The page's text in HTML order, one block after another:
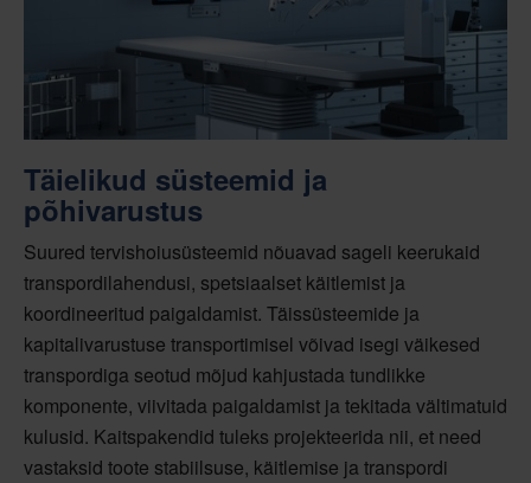
Täielikud süsteemid ja
põhivarustus
Suured tervishoiusüsteemid nõuavad sageli keerukaid
transpordilahendusi, spetsiaalset käitlemist ja
koordineeritud paigaldamist. Täissüsteemide ja
kapitalivarustuse transportimisel võivad isegi väikesed
transpordiga seotud mõjud kahjustada tundlikke
komponente, viivitada paigaldamist ja tekitada vältimatuid
kulusid. Kaitspakendid tuleks projekteerida nii, et need
vastaksid toote stabiilsuse, käitlemise ja transpordi